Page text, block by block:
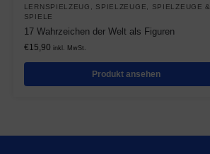
LERNSPIELZEUG SPIELZEUGE
SPIELZEUGE &
SPIELE
17 Wahrzeichen der Welt als Figuren
€15,90 inkl. MwSt.
Produkt ansehen